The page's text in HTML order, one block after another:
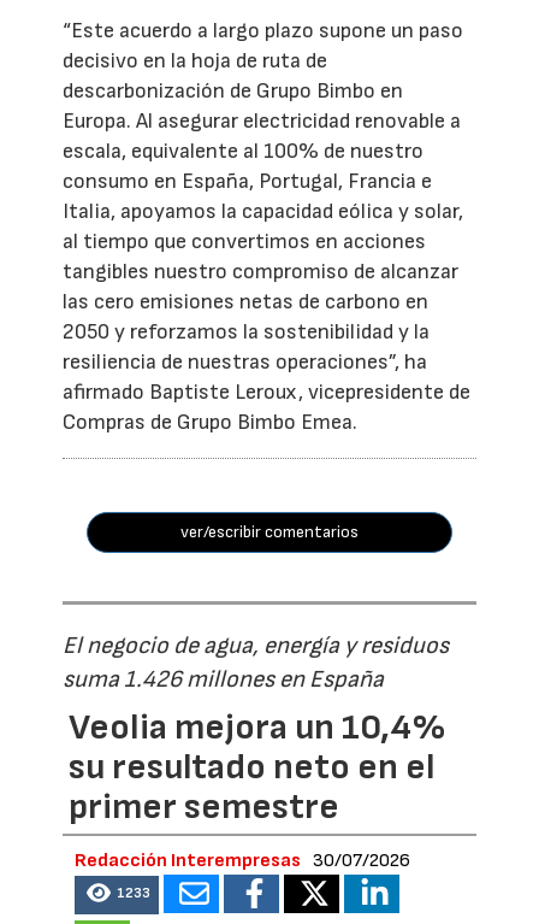
“Este acuerdo a largo plazo supone un paso
decisivo en la hoja de ruta de
descarbonización de Grupo Bimbo en
Europa. Al asegurar electricidad renovable a
escala, equivalente al 100% de nuestro
consumo en España, Portugal, Francia e
Italia, apoyamos la capacidad eólica y solar,
al tiempo que convertimos en acciones
tangibles nuestro compromiso de alcanzar
las cero emisiones netas de carbono en
2050 y reforzamos la sostenibilidad y la
resiliencia de nuestras operaciones”, ha
afirmado Baptiste Leroux, vicepresidente de
Compras de Grupo Bimbo Emea.
ver/escribir comentarios
El negocio de agua, energía y residuos
suma 1.426 millones en España
Veolia mejora un 10,4%
su resultado neto en el
primer semestre
Redacción Interempresas 30/07/2026
1233